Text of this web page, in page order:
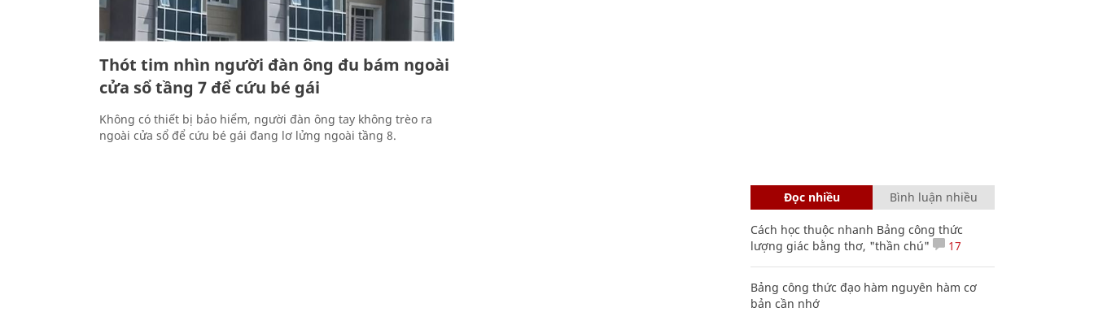
Thót tim nhìn người đàn ông đu bám ngoài
cửa sổ tầng 7 để cứu bé gái
Không có thiết bị bảo hiểm, người đàn ông tay không trèo ra
ngoài cửa sổ để cứu bé gái đang lơ lửng ngoài tầng 8.
Đọc nhiều Bình luận nhiều
Cách học thuộc nhanh Bảng công thức
lượng giác bằng thơ, "thần chú"
17
Bảng công thức đạo hàm nguyên hàm cơ
bản cần nhớ